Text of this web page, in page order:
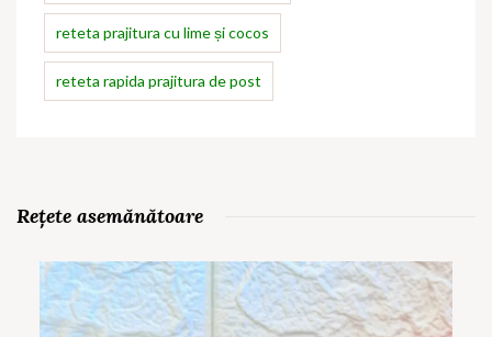
reteta prajitura cu lime și cocos
reteta rapida prajitura de post
Rețete asemănătoare